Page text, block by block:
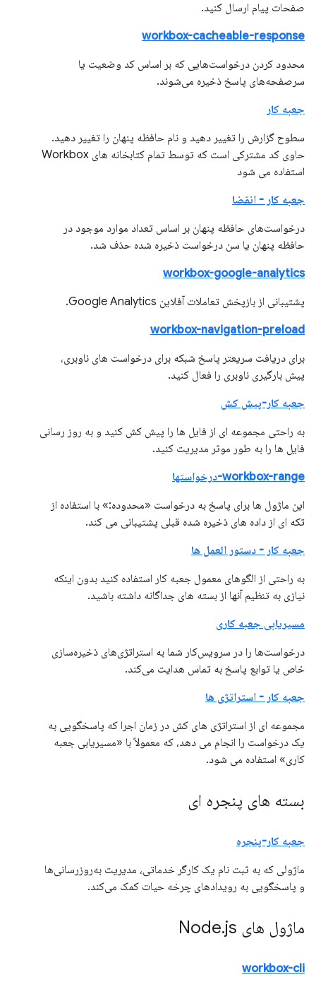
صفحات پیام ارسال کنید.
workbox-cacheable-response
محدود کردن درخواست‌هایی که بر اساس کد وضعیت یا
سرصفحه‌های پاسخ ذخیره می‌شوند.
جعبه کار
سطوح گزارش را تغییر دهید و نام حافظه پنهان را تغییر دهید.
حاوی کد مشترکی است که توسط تمام کتابخانه های Workbox
استفاده می شود
جعبه کار - انقضا
درخواست‌های حافظه پنهان بر اساس تعداد موارد موجود در
حافظه پنهان یا سن درخواست ذخیره شده حذف شد.
workbox-google-analytics
پشتیبانی از بازپخش تعاملات آفلاین Google Analytics.
workbox-navigation-preload
برای دریافت سریعتر پاسخ شبکه برای درخواست های ناوبری،
پیش بارگیری ناوبری را فعال کنید.
جعبه کار-پیش کش
به راحتی مجموعه ای از فایل ها را پیش کش کنید و به روز رسانی
فایل ها را به طور موثر مدیریت کنید.
workbox-range-درخواستها
این ماژول ها برای پاسخ به درخواست «محدوده:» با استفاده از
تکه ای از داده های ذخیره شده قبلی پشتیبانی می کند.
جعبه کار - دستور العمل ها
به راحتی از الگوهای معمول جعبه کار استفاده کنید بدون اینکه
نیازی به تنظیم آنها از بسته های جداگانه داشته باشید.
مسیریابی جعبه کاری
درخواست‌ها را در سرویس‌کار شما به استراتژی‌های ذخیره‌سازی
خاص یا توابع پاسخ به تماس هدایت می‌کند.
جعبه کار - استراتژی ها
مجموعه ای از استراتژی های کش در زمان اجرا که پاسخگویی به
یک درخواست را انجام می دهد، که معمولاً با «مسیریابی جعبه
کاری» استفاده می شود.
بسته های پنجره ای
جعبه کار-پنجره
ماژولی که به ثبت نام یک کارگر خدماتی، مدیریت به‌روزرسانی‌ها
و پاسخگویی به رویدادهای چرخه حیات کمک می‌کند.
ماژول های Node .js
workbox-cli